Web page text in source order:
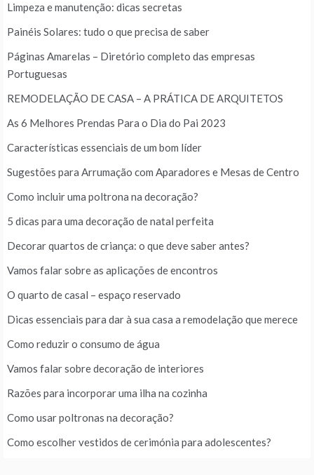
Limpeza e manutenção: dicas secretas
Painéis Solares: tudo o que precisa de saber
Páginas Amarelas – Diretório completo das empresas
Portuguesas
REMODELAÇÃO DE CASA – A PRÁTICA DE ARQUITETOS
As 6 Melhores Prendas Para o Dia do Pai 2023
Características essenciais de um bom líder
Sugestões para Arrumação com Aparadores e Mesas de Centro
Como incluir uma poltrona na decoração?
5 dicas para uma decoração de natal perfeita
Decorar quartos de criança: o que deve saber antes?
Vamos falar sobre as aplicações de encontros
O quarto de casal – espaço reservado
Dicas essenciais para dar à sua casa a remodelação que merece
Como reduzir o consumo de água
Vamos falar sobre decoração de interiores
Razões para incorporar uma ilha na cozinha
Como usar poltronas na decoração?
Como escolher vestidos de cerimónia para adolescentes?